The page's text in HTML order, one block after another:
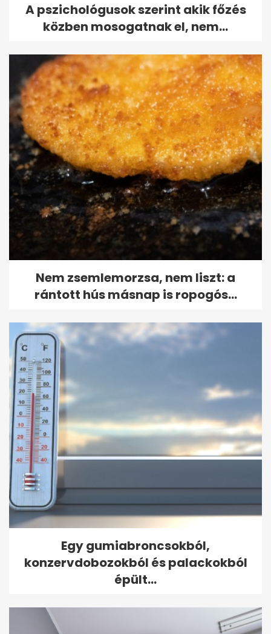
A pszichológusok szerint akik főzés
közben mosogatnak el, nem...
Nem zsemlemorzsa, nem liszt: a
rántott hús másnap is ropogós...
Egy gumiabroncsokból,
konzervdobozokból és palackokból
épült...